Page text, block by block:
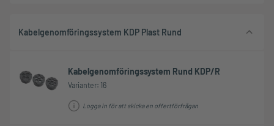
Kabelgenomföringssystem KDP Plast Rund
Kabelgenomföringssystem Rund KDP/R
Varianter: 16
Logga in för att skicka en offertförfrågan